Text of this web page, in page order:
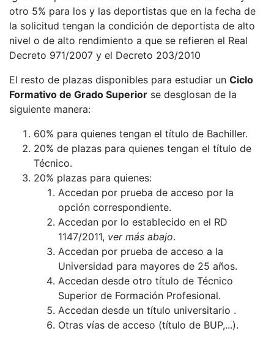
otro 5% para los y las deportistas que en la fecha de
la solicitud tengan la condición de deportista de alto
nivel o de alto rendimiento a que se refieren el Real
Decreto 971/2007 y el Decreto 203/2010
El resto de plazas disponibles para estudiar un Ciclo
Formativo de Grado Superior se desglosan de la
siguiente manera:
60% para quienes tengan el título de Bachiller.
20% de plazas para quienes tengan el título de
Técnico.
20% plazas para quienes:
Accedan por prueba de acceso por la
opción correspondiente.
Accedan por lo establecido en el RD
1147/2011, ver más abajo.
Accedan por prueba de acceso a la
Universidad para mayores de 25 años.
Accedan desde otro título de Técnico
Superior de Formación Profesional.
Accedan desde un título universitario .
Otras vías de acceso (título de BUP,...).